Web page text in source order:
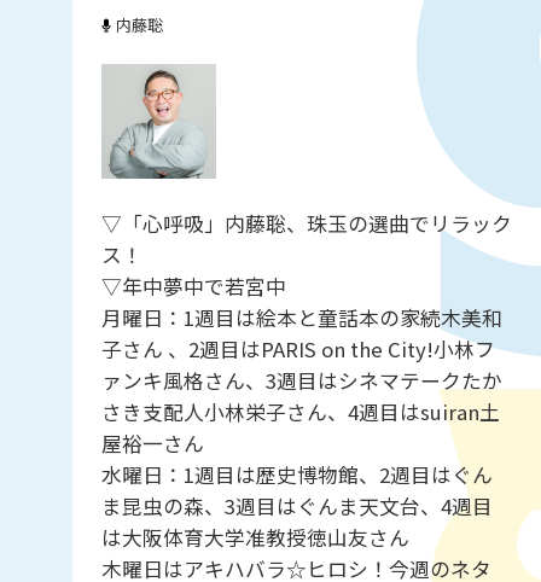
内藤聡
▽「心呼吸」内藤聡、珠玉の選曲でリラック
ス！
▽年中夢中で若宮中
月曜日：1週目は絵本と童話本の家続木美和
子さん 、2週目はPARIS on the City!小林フ
ァンキ風格さん、3週目はシネマテークたか
さき支配人小林栄子さん、4週目はsuiran土
屋裕一さん
水曜日：1週目は歴史博物館、2週目はぐん
ま昆虫の森、3週目はぐんま天文台、4週目
は大阪体育大学准教授徳山友さん
木曜日はアキハバラ☆ヒロシ！今週のネタ